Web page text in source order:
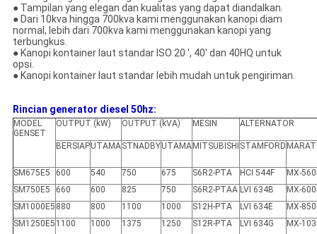
● Tampilan yang elegan dan kualitas yang dapat diandalkan.
● Dari 10kva hingga 700kva kami menggunakan kanopi diam
normal, lebih dari 700kva kami menggunakan kanopi yang
terbungkus.
● Kanopi kontainer laut standar ISO 20 ', 40' dan 40HQ untuk
opsi.
● Kanopi kontainer laut standar lebih mudah untuk pengiriman.
Rincian generator diesel 50hz:
MODEL
GENSET
OUTPUT (kW) OUTPUT (kVA) MESIN ALTERNATOR
BERSIAPUTAMASTNADBYUTAMA MITSUBISHI STAMFORD
SM675E5 600 540 750 675 S6R2-PTA HCI 544F
MX-
SM750E5
660 600 825 750 S6R2-PTAA LVI 634B
MX-
SM1000E5 880 800 1100 1000 S12H-PTA LVI 634E
MX-
SM1250E5 1100 1000 1375 1250 S12R-PTA LVI 634G
MX-